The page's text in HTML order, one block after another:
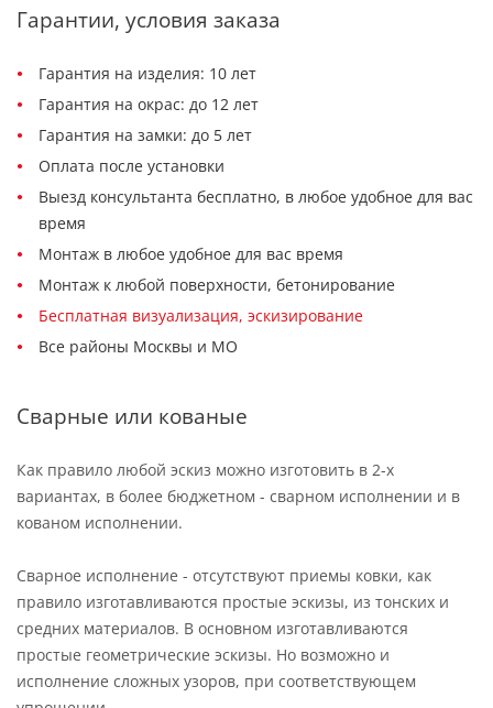
Гарантии, условия заказа
Гарантия на изделия: 10 лет
Гарантия на окрас: до 12 лет
Гарантия на замки: до 5 лет
Оплата после установки
Выезд консультанта бесплатно, в любое удобное для вас
время
Монтаж в любое удобное для вас время
Монтаж к любой поверхности, бетонирование
Бесплатная визуализация, эскизирование
Все районы Москвы и МО
Сварные или кованые
Как правило любой эскиз можно изготовить в 2-х
вариантах, в более бюджетном - сварном исполнении и в
кованом исполнении.
Сварное исполнение - отсутствуют приемы ковки, как
правило изготавливаются простые эскизы, из тонских и
средних материалов. В основном изготавливаются
простые геометрические эскизы. Но возможно и
исполнение сложных узоров, при соответствующем